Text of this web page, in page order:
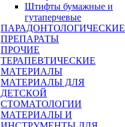
Штифты бумажные и
гутаперчевые
ПАРАДОНТОЛОГИЧЕСКИЕ
ПРЕПАРАТЫ
ПРОЧИЕ
ТЕРАПЕВТИЧЕСКИЕ
МАТЕРИАЛЫ
МАТЕРИАЛЫ ДЛЯ
ДЕТСКОЙ
СТОМАТОЛОГИИ
МАТЕРИАЛЫ И